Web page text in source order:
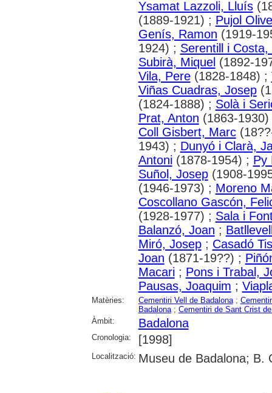
Ysamat Lazzoli, Lluís
(1889-1921) ; Pujol
Genís, Ramon (1919-
1924) ; Serentill i Costa,
Subirà, Miquel(1892-
Vila, Pere(1828-1848) ;
Viñas Cuadras, Josep
(1824-1888) ; Solà i
Prat, Anton (1863-
Coll Gisbert, Marc
1943) ; Dunyó i Clarà,
Antoni(1878-1954) ; Py
Suñol, Josep(1908-
(1946-1973) ; Moreno
Coscollano Gascón,
(1928-1977) ; Sala i
Balanzó, Joan ;
Miró, Josep; Casadó
Joan (1871-19??) ;
Macari; Pons i Trabal,
Pausas, Joaquim ;
Matèries: Cementiri Vell de Badalona;
Badalona; Cementiri de Sant Crist
Àmbit:
Badalona
Cronologia: [1998]
Localització: Museu de Badalona; B.